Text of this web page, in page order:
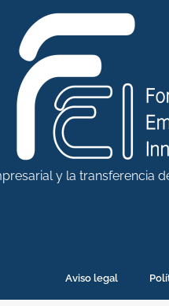
y la transferencia
Aviso legal